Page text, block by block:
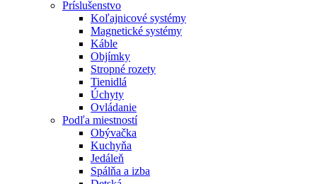
Príslušenstvo
Koľajnicové systémy
Magnetické systémy
Káble
Objímky
Stropné rozety
Tienidlá
Úchyty
Ovládanie
Podľa miestností
Obývačka
Kuchyňa
Jedáleň
Spálňa a izba